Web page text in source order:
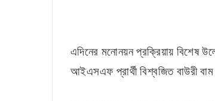
এদিনের মনোনয়ন প্রক্রিয়ায় বিশেষ
আইএসএফ প্রার্থী বিশ্বজিত বাউরী